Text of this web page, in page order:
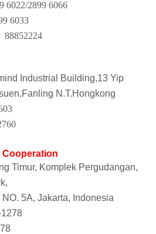
6022/2899 6066
6033
88852224
Industrial Building,13 Yip
N.T.Hongkong
Cooperation
Timur, Komplek Pergudangan,
5A, Jakarta, Indonesia